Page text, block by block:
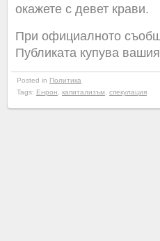
окажете с девет крави.
При официалното
Публиката купува
Posted in Политика
Tags: Енрон капитализъм спекулация